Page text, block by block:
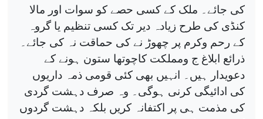
کی جائے۔ ملک کے کسی حصے کو سوات اور مالا
کنڈی کی طرح زیادہ دیر تک کسی تنظیم یا گروہ
کے رحم وکرم پر چھوڑ نے کی حماقت نہ کی جائے۔
ذرائع ابلاغ ج ومملکت کاچوتھا ستون ہونے کے
دعویدار ہیں۔ انہیں بھی کئی قومی ذمہ داریوں
کی ادائیگی کرنی ہوگی۔ وہ صرف دہشت گردی
کی مذمت ہی پر اکتفانہ کریں بلکہ دہشت گردوں